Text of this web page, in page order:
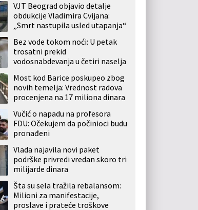
VJT Beograd objavio detalje
obdukcije Vladimira Cvijana:
„Smrt nastupila usled utapanja“
Bez vode tokom noći: U petak
trosatni prekid
vodosnabdevanja u četiri naselja
Most kod Barice poskupeo zbog
novih temelja: Vrednost radova
procenjena na 17 miliona dinara
Vučić o napadu na profesora
FDU: Očekujem da počinioci budu
pronađeni
Vlada najavila novi paket
podrške privredi vredan skoro tri
milijarde dinara
Šta su sela tražila rebalansom:
Milioni za manifestacije,
proslave i prateće troškove